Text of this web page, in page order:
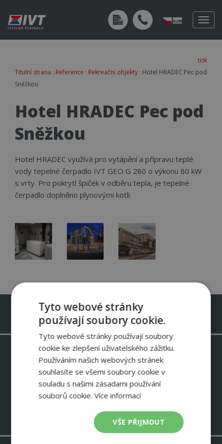
tisk
Titulní strana : Reference : Rekreační objekty : Hotel HRADEC Pec pod
Sněžkou
Hotel HRADEC Pec pod
Sněžkou
Hotel HRADEC využívá pro vytápění a přípravu teplé
vody tepelné čerpadlo IVT GEO G 280 o výkonu 80 kW
s vrty. Pro pokrytí špiček v odběru tepla, je tepelné
čerpadlo doplněno plynovými kotli.
Infolinka zdarma 800 488 488
Odebírejte newsletter IVT
Informace o slevových akcích – ukázky instalací IVT – zkušenosti
NEWSLETTER
Tyto webové stránky
používají soubory cookie.
Tyto webové stránky používají soubory
cookie ke zlepšení uživatelského zážitku.
Používáním našich webových stránek
souhlasíte se všemi soubory cookie v
souladu s našimi zásadami používání
souborů cookie.Více informací
VŠE PŘIJMOUT